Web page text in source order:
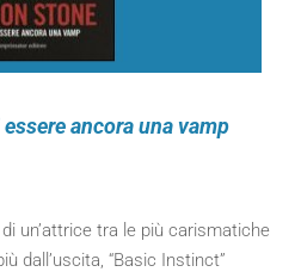
ancora una vamp
un’attrice tra le più carismatiche
dall’uscita, “Basic Instinct”